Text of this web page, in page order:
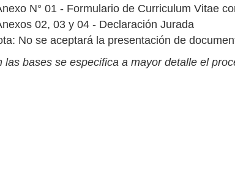
N° 01 - Formulario de Curriculum Vitae
02, 03 y 04 - Declaración Jurada
No se aceptará la presentación de
las bases se especifica a mayor detalle el